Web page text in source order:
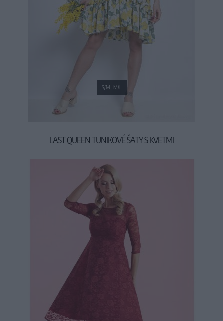
S/M M/L
LAST QUEEN TUNIKOVÉ ŠATY S KVETMI
34,90 €